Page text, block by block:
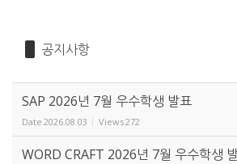
공지사항
SAP 2026년 7월 우수학생 발표
Date 2026.08.03 Views272
WORD CRAFT 2026년 7월 우수학생